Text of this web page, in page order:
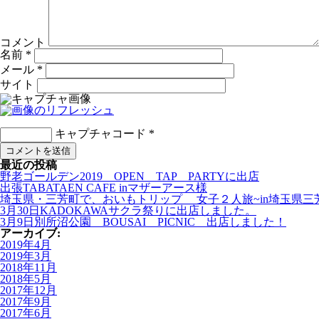
コメント
名前 *
メール *
サイト
キャプチャコード *
最近の投稿
野老ゴールデン2019 OPEN TAP PARTYに出店
出張TABATAEN CAFE inマザーアース様
埼玉県・三芳町で、おいもトリップ 女子２人旅~in埼玉県三
3月30日KADOKAWAサクラ祭りに出店しました。
3月9日別所沼公園 BOUSAI PICNIC 出店しました！
アーカイブ:
2019年4月
2019年3月
2018年11月
2018年5月
2017年12月
2017年9月
2017年6月